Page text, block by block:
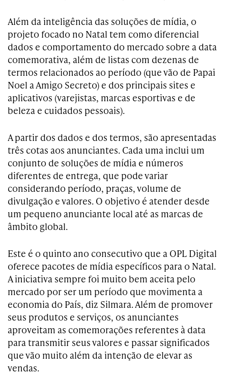
Além da inteligência das soluções de mídia, o
projeto focado no Natal tem como diferencial
dados e comportamento do mercado sobre a data
comemorativa, além de listas com dezenas de
termos relacionados ao período (que vão de Papai
Noel a Amigo Secreto) e dos principais sites e
aplicativos (varejistas, marcas esportivas e de
beleza e cuidados pessoais).
A partir dos dados e dos termos, são apresentadas
três cotas aos anunciantes. Cada uma inclui um
conjunto de soluções de mídia e números
diferentes de entrega, que pode variar
considerando período, praças, volume de
divulgação e valores. O objetivo é atender desde
um pequeno anunciante local até as marcas de
âmbito global.
Este é o quinto ano consecutivo que a OPL Digital
oferece pacotes de mídia específicos para o Natal.
A iniciativa sempre foi muito bem aceita pelo
mercado por ser um período que movimenta a
economia do País, diz Silmara. Além de promover
seus produtos e serviços, os anunciantes
aproveitam as comemorações referentes à data
para transmitir seus valores e passar significados
que vão muito além da intenção de elevar as
vendas.